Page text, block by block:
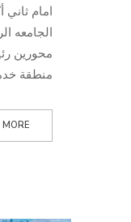
امام ثاني
الجامعه
منطقة